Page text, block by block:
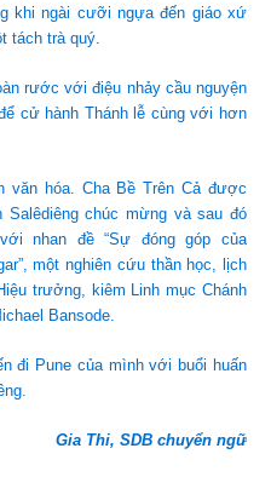
khi ngài cưỡi ngựa đến giáo xứ
tách trà quý.
rước với điệu nhảy cầu nguyện
cử hành Thánh lễ cùng với hơn
văn hóa. Cha Bề Trên Cả được
chúc mừng và sau đó
nhan đề “Sự đóng góp của
một nghiên cứu thần học, lịch
trưởng, kiêm Linh mục Chánh
Bansode.
đi Pune của mình với buổi huấn
Gia Thi, SDB chuyển ngữ